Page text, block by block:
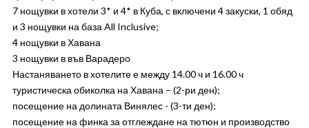
7 нощувки в хотели 3* и 4* в Куба, с включени 4 закуски, 1 обяд
и 3 нощувки на база All Inclusive;
4 нощувки в Хавана
3 нощувки в във Варадеро
Настаняването в хотелите е между 14.00 ч и 16.00 ч
туристическа обиколка на Хавана – (2-ри ден);
посещение на долината Винялес - (3-ти ден);
посещение на финка за отглеждане на тютюн и производство